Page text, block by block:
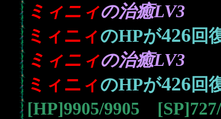
ミィニィの治癒LV3
ミィニィのHPが426 回
ミィニィの治癒LV3
ミィニィのHPが426 回
[HP]9905/9905